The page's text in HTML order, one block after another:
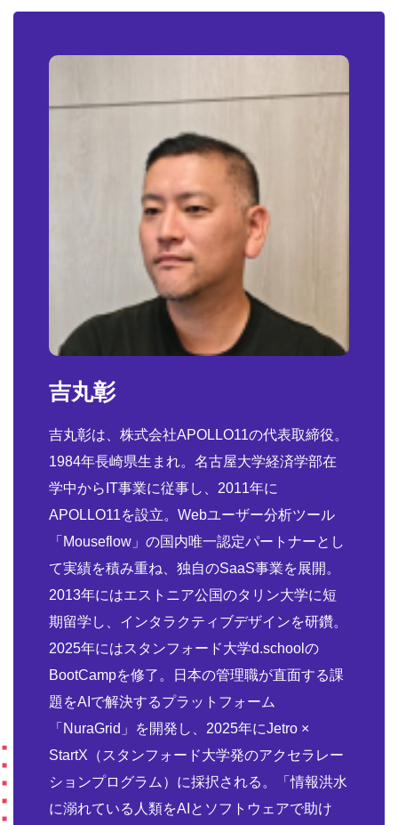
吉丸彰
吉丸彰は、株式会社APOLLO11の代表取締役。
1984年長崎県生まれ。名古屋大学経済学部在
学中からIT事業に従事し、2011年に
APOLLO11を設立。Webユーザー分析ツール
「Mouseflow」の国内唯一認定パートナーとし
て実績を積み重ね、独自のSaaS事業を展開。
2013年にはエストニア公国のタリン大学に短
期留学し、インタラクティブデザインを研鑽。
2025年にはスタンフォード大学d.schoolの
BootCampを修了。日本の管理職が直面する課
題をAIで解決するプラットフォーム
「NuraGrid」を開発し、2025年にJetro ×
StartX（スタンフォード大学発のアクセラレー
ションプログラム）に採択される。「情報洪水
に溺れている人類をAIとソフトウェアで助け